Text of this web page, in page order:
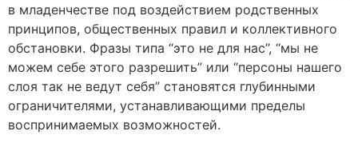
в младенчестве под воздействием родственных
принципов, общественных правил и коллективного
обстановки. Фразы типа “это не для нас”, “мы не
можем себе этого разрешить” или “персоны нашего
слоя так не ведут себя” становятся глубинными
ограничителями, устанавливающими пределы
воспринимаемых возможностей.